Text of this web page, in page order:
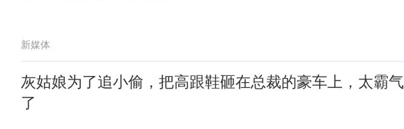
新媒体
灰姑娘为了追小偷，把高跟鞋砸在总裁的豪车上，太霸气
了